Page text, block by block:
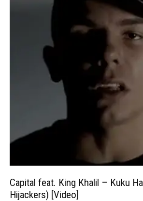
Capital feat. King Khalil – Kuku
Hijackers) [Video]